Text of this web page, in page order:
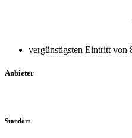
vergünstigsten Eintritt von
Anbieter
Standort